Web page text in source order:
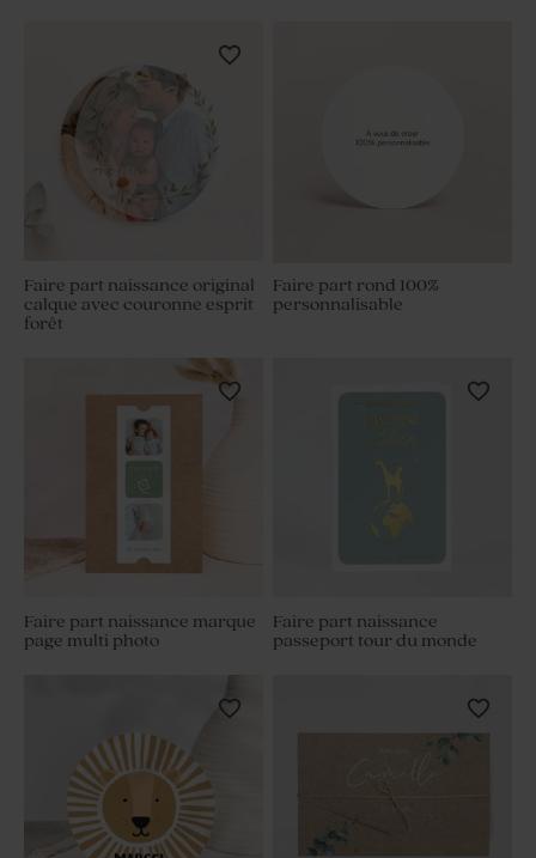
Faire part rond 100%
personnalisable
Faire part naissance original
calque avec couronne esprit
forêt
Faire part naissance marque
page multi photo
Faire part naissance
passeport tour du monde